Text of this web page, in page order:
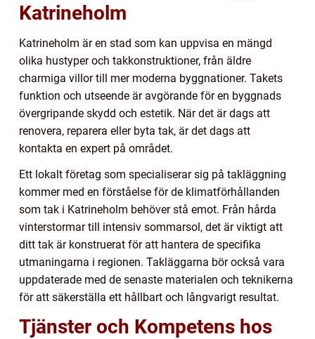
Katrineholm
Katrineholm är en stad som kan uppvisa en mängd
olika hustyper och takkonstruktioner, från äldre
charmiga villor till mer moderna byggnationer. Takets
funktion och utseende är avgörande för en byggnads
övergripande skydd och estetik. När det är dags att
renovera, reparera eller byta tak, är det dags att
kontakta en expert på området.
Ett lokalt företag som specialiserar sig på takläggning
kommer med en förståelse för de klimatförhållanden
som tak i Katrineholm behöver stå emot. Från hårda
vinterstormar till intensiv sommarsol, det är viktigt att
ditt tak är konstruerat för att hantera de specifika
utmaningarna i regionen. Takläggarna bör också vara
uppdaterade med de senaste materialen och teknikerna
för att säkerställa ett hållbart och långvarigt resultat.
Tjänster och Kompetens hos